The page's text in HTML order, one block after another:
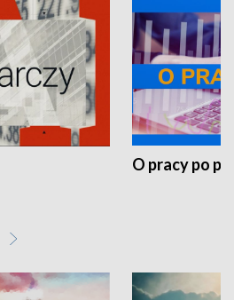
O pracy po